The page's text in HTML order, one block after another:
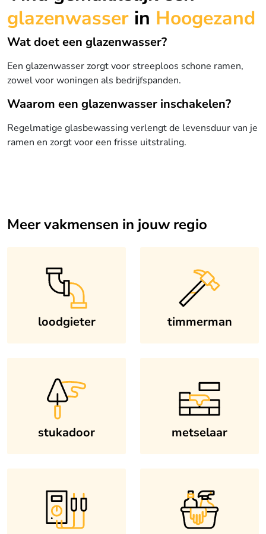
glazenwasser in Hoogezand
Wat doet een glazenwasser?
Een glazenwasser zorgt voor streeploos schone ramen,
zowel voor woningen als bedrijfspanden.
Waarom een glazenwasser inschakelen?
Regelmatige glasbewassing verlengt de levensduur van je
ramen en zorgt voor een frisse uitstraling.
Meer vakmensen in jouw regio
loodgieter timmerman
stukadoor metselaar